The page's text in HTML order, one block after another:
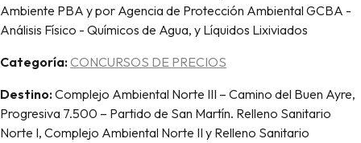
Ambiente PBA y por Agencia de Protección Ambiental GCBA -
Análisis Físico - Químicos de Agua, y Líquidos Lixiviados
Categoría:CONCURSOS DE PRECIOS
Destino:Complejo Ambiental Norte III – Camino del Buen Ayre,
Progresiva 7.500 – Partido de San Martín. Relleno Sanitario
Norte I, Complejo Ambiental Norte II y Relleno Sanitario